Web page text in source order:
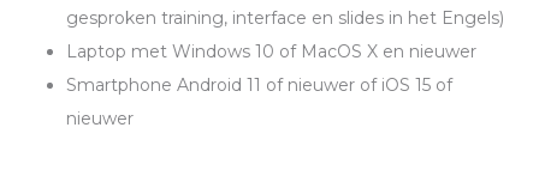
gesproken training, interface en slides in het Engels)
Laptop met Windows 10 of MacOS X en nieuwer
Smartphone Android 11 of nieuwer of iOS 15 of
nieuwer